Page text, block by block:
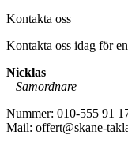
Kontakta oss
Kontakta oss idag för
Nicklas
– Samordnare
Nummer: 010-555 91
Mail: offert@skane-